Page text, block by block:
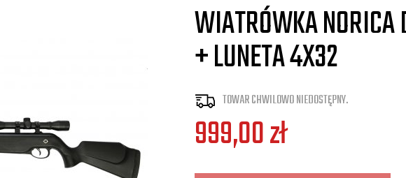
WIATRÓWKA
+ LUNETA 4X32
TOWAR CHWILOWO NIEDOSTĘPNY.
999,00zł